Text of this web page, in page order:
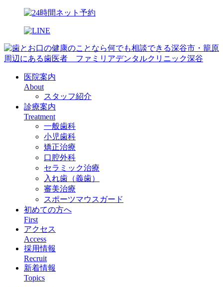
医院案内
About
スタッフ紹介
診療案内
Treatment
一般歯科
小児歯科
矯正治療
口腔外科
セラミック治療
入れ歯（義歯）
審美治療
スポーツマウスガード
初めての方へ
First
アクセス
Access
採用情報
Recruit
新着情報
Topics